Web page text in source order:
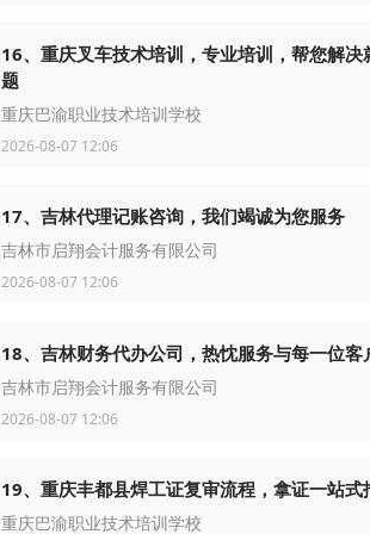
16、重庆叉车技术培训，专业培训，帮您解决
题
重庆巴渝职业技术培训学校
2026-08-07 12:06
17、吉林代理记账咨询，我们竭诚为您服务
吉林市启翔会计服务有限公司
2026-08-07 12:06
18、吉林财务代办公司，热忱服务与每一位客
吉林市启翔会计服务有限公司
2026-08-07 12:06
19、重庆丰都县焊工证复审流程，拿证一站式
重庆巴渝职业技术培训学校